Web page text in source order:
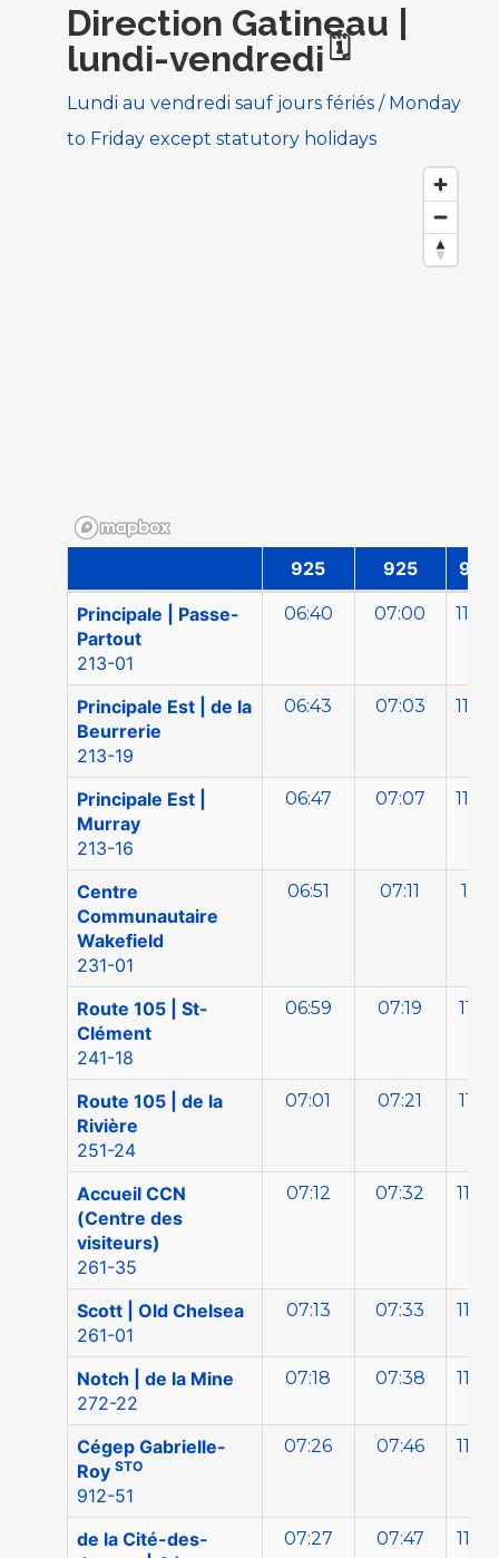
Direction Gatineau |
lundi-vendredi 🗓️
Lundi au vendredi sauf jours fériés / Monday
to Friday except statutory holidays
Direction Gatineau | Lun-Ven
925 925 925
Principale | Passe-
Partout
213-01
06:40 07:00 11:00
Principale Est | de la
Beurrerie
213-19
06:43 07:03 11:03
Principale Est |
Murray
213-16
06:47 07:07 11:07
Centre
Communautaire
Wakefield
231-01
06:51 07:11 11:11
Route 105 | St-
Clément
241-18
06:59 07:19 11:19
Route 105 | de la
Rivière
251-24
07:01 07:21 11:21
Accueil CCN
(Centre des
visiteurs)
261-35
07:12 07:32 11:32
Scott | Old Chelsea
261-01
07:13 07:33 11:33
Notch | de la Mine
272-22
07:18 07:38 11:36
Cégep Gabrielle-
Roy STO
912-51
07:26 07:46 11:44
de la Cité-des-
07:27 07:47 11:45